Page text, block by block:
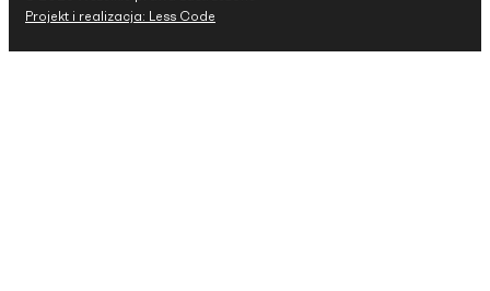
Projekt i realizacja: Less Code